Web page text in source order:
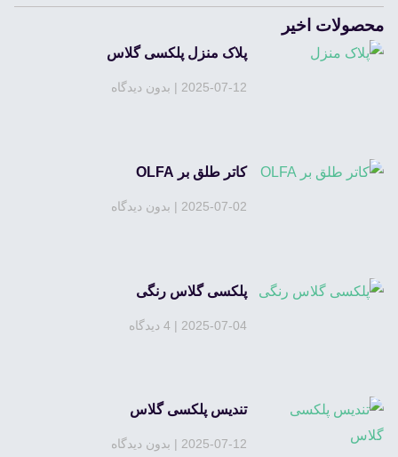
محصولات اخیر
پلاک منزل پلکسی گلاس
2025-07-12 بدون دیدگاه
کاتر طلق بر OLFA
2025-07-02 بدون دیدگاه
پلکسی گلاس رنگی
2025-07-04
تندیس پلکسی گلاس
2025-07-12 بدون دیدگاه